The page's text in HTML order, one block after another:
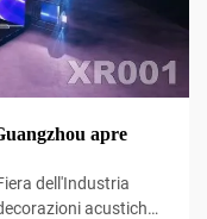
apre
dell'Industria
acustiche